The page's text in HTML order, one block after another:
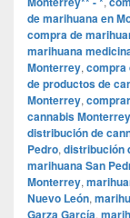
de marihuana en
compra de
marihuana
Monterrey, compra
de productos de
Monterrey,
cannabis Monterrey
distribución de
Pedro, distribución
marihuana San
Monterrey,
Nuevo León,
Garza García,